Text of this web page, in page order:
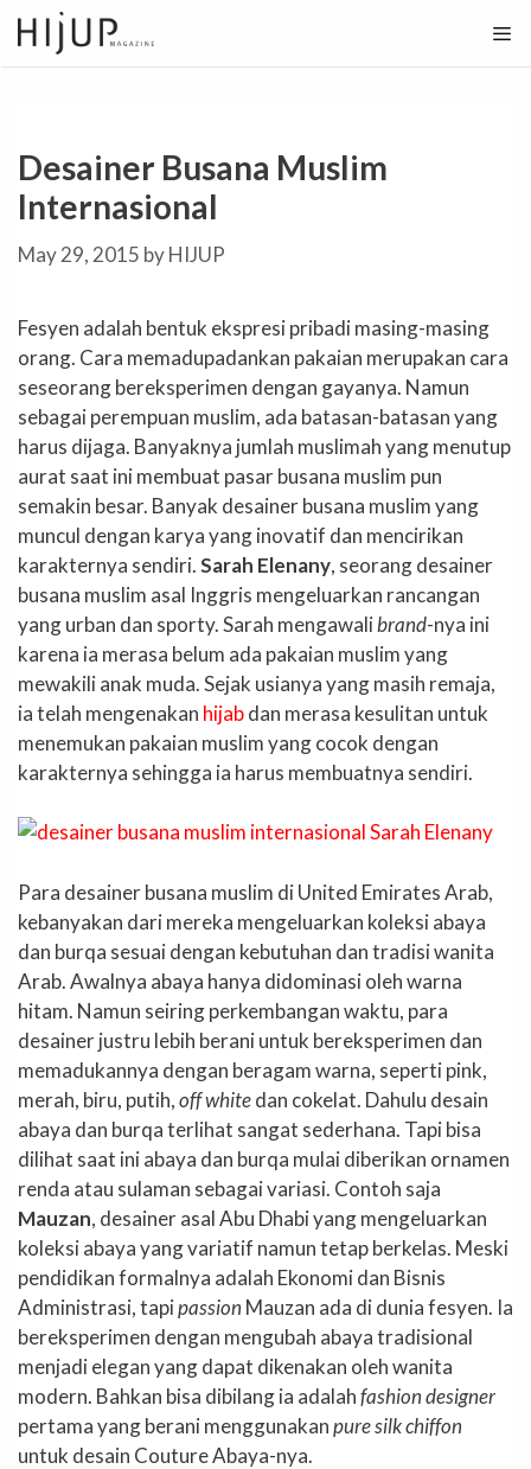
Skip
to
content
Desainer Busana Muslim
Internasional
May 29, 2015 byHIJUP
Fesyen adalah bentuk ekspresi pribadi masing-masing
orang. Cara memadupadankan pakaian merupakan cara
seseorang bereksperimen dengan gayanya. Namun
sebagai perempuan muslim, ada batasan-batasan yang
harus dijaga. Banyaknya jumlah muslimah yang menutup
aurat saat ini membuat pasar busana muslim pun
semakin besar. Banyak desainer busana muslim yang
muncul dengan karya yang inovatif dan mencirikan
karakternya sendiri.Sarah Elenany, seorang desainer
busana muslim asal Inggris mengeluarkan rancangan
yang urban dan sporty. Sarah mengawalibrand-nya ini
karena ia merasa belum ada pakaian muslim yang
mewakili anak muda. Sejak usianya yang masih remaja,
ia telah mengenakan hijabdan merasa kesulitan untuk
menemukan pakaian muslim yang cocok dengan
karakternya sehingga ia harus membuatnya sendiri.
Para desainer busana muslim di United Emirates Arab,
kebanyakan dari mereka mengeluarkan koleksi abaya
dan burqa sesuai dengan kebutuhan dan tradisi wanita
Arab. Awalnya abaya hanya didominasi oleh warna
hitam. Namun seiring perkembangan waktu, para
desainer justru lebih berani untuk bereksperimen dan
memadukannya dengan beragam warna, seperti pink,
merah, biru, putih,off whitedan cokelat. Dahulu desain
abaya dan burqa terlihat sangat sederhana. Tapi bisa
dilihat saat ini abaya dan burqa mulai diberikan ornamen
renda atau sulaman sebagai variasi. Contoh saja
Mauzan, desainer asal Abu Dhabi yang mengeluarkan
koleksi abaya yang variatif namun tetap berkelas. Meski
pendidikan formalnya adalah Ekonomi dan Bisnis
Administrasi, tapipassion Mauzan ada di dunia fesyen. Ia
bereksperimen dengan mengubah abaya tradisional
menjadi elegan yang dapat dikenakan oleh wanita
modern. Bahkan bisa dibilang ia adalahfashion designer
pertama yang berani menggunakanpure silk chiffon
untuk desain Couture Abaya-nya.